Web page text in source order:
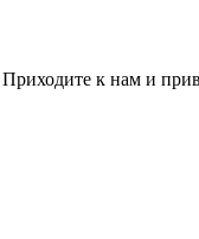
к нам и